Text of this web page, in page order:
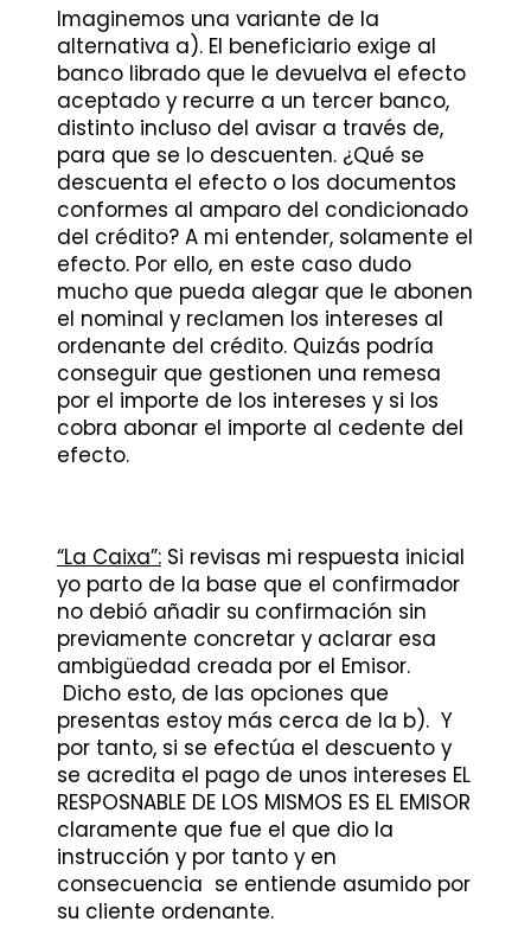
Imaginemos una variante de la
alternativa a). El beneficiario exige al
banco librado que le devuelva el efecto
aceptado y recurre a un tercer banco,
distinto incluso del avisar a través de,
para que se lo descuenten. ¿Qué se
descuenta el efecto o los documentos
conformes al amparo del condicionado
del crédito? A mi entender, solamente el
efecto. Por ello, en este caso dudo
mucho que pueda alegar que le abonen
el nominal y reclamen los intereses al
ordenante del crédito. Quizás podría
conseguir que gestionen una remesa
por el importe de los intereses y si los
cobra abonar el importe al cedente del
efecto.
“La Caixa”:Si revisas mi respuesta inicial
yo parto de la base que el confirmador
no debió añadir su confirmación sin
previamente concretar y aclarar esa
ambigüedad creada por el Emisor.
Dicho esto, de las opciones que
presentas estoy más cerca de la b). Y
por tanto, si se efectúa el descuento y
se acredita el pago de unos intereses EL
RESPOSNABLE DE LOS MISMOS ES EL EMISOR
claramente que fue el que dio la
instrucción y por tanto y en
consecuencia se entiende asumido por
su cliente ordenante.